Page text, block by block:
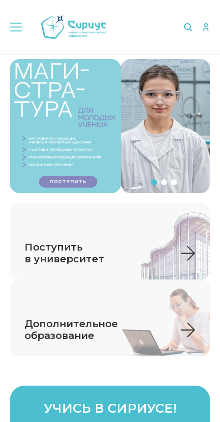
Поступить
в университет
Дополнительное
образование
УЧИСЬ В СИРИУСЕ!